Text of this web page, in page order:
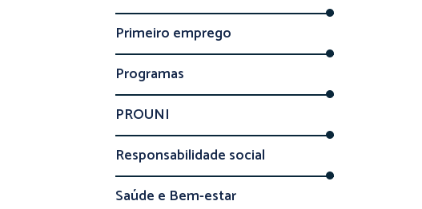
Primeiro emprego
Programas
PROUNI
Responsabilidade social
Saúde e Bem-estar